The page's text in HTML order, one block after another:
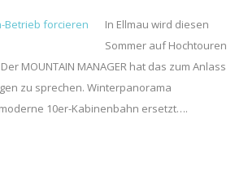
In Ellmau wird diesen
Sommer auf Hochtouren
MOUNTAIN MANAGER hat das zum Anlass
zu sprechen. Winterpanorama
10er-Kabinenbahn ersetzt….